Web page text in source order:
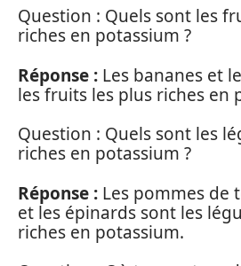
Question : Quels sont les
riches en potassium ?
Réponse : Les bananes et
les fruits les plus riches en
Question : Quels sont les
riches en potassium ?
Réponse : Les pommes de
et les épinards sont les
riches en potassium.